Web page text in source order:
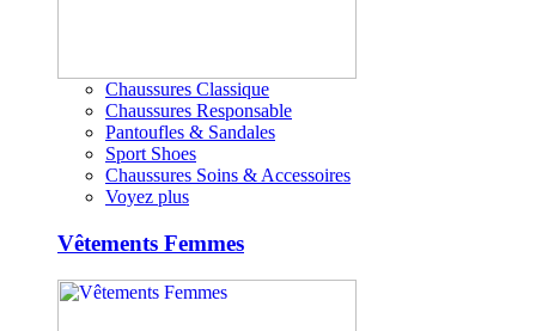
Chaussures Classique
Chaussures Responsable
Pantoufles & Sandales
Sport Shoes
Chaussures Soins & Accessoires
Voyez plus
Vêtements Femmes